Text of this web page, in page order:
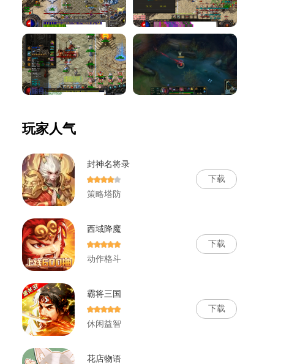
玩家人气
封神名将录
策略塔防
下载
西域降魔
动作格斗
下载
霸将三国
休闲益智
下载
花店物语